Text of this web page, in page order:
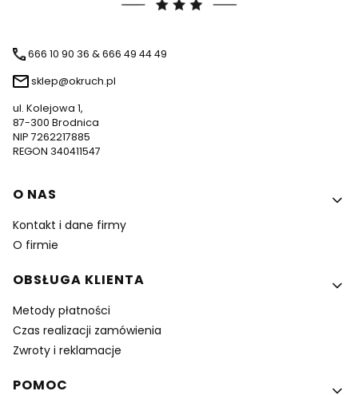
666 10 90 36 & 666 49 44 49
sklep@okruch.pl
ul. Kolejowa 1,
87-300 Brodnica
NIP 7262217885
REGON 340411547
Linki w stopce
O NAS
Kontakt i dane firmy
O firmie
OBSŁUGA KLIENTA
Metody płatności
Czas realizacji zamówienia
Zwroty i reklamacje
POMOC